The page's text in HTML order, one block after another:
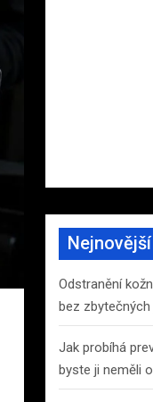
Odstranění
bez
Jak probíhá
byste ji neměli